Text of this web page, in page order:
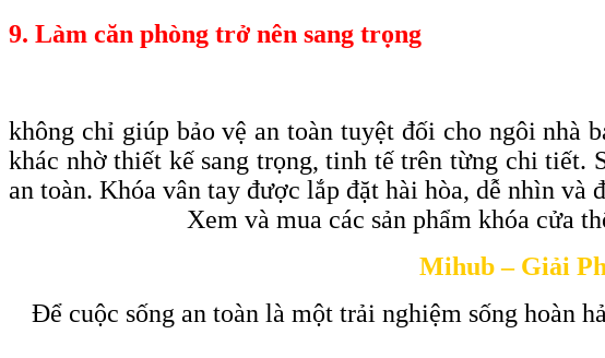
9. Làm căn phòng trở nên sang trọng
không chỉ giúp bảo vệ an toàn tuyệt đối cho ngôi nhà
khác nhờ thiết kế sang trọng, tinh tế trên từng chi tiết.
an toàn. Khóa vân tay được lắp đặt hài hòa, dễ nhìn
Xem và mua các sản phẩm khóa cửa
Mihub – Giải
Để cuộc sống an toàn là một trải nghiệm sống hoàn